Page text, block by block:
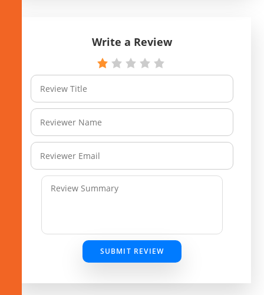
Write a Review
SUBMIT REVIEW